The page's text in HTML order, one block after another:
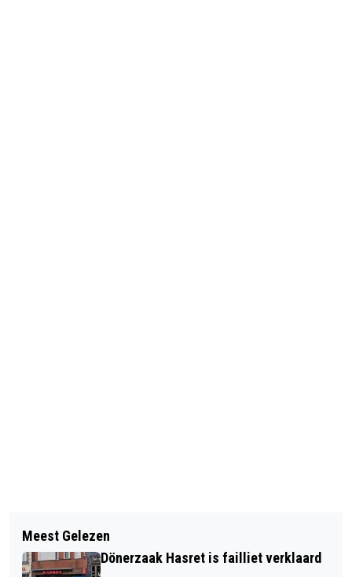
ZO MAAK JE VAN EEN NIEUW HUIS
ECHT JOUW EIGEN PLEK
HITTEPLAN IN GRONINGEN MET
MAATREGELEN EN TIPS
Meest Gelezen
Dönerzaak Hasret is failliet verklaard